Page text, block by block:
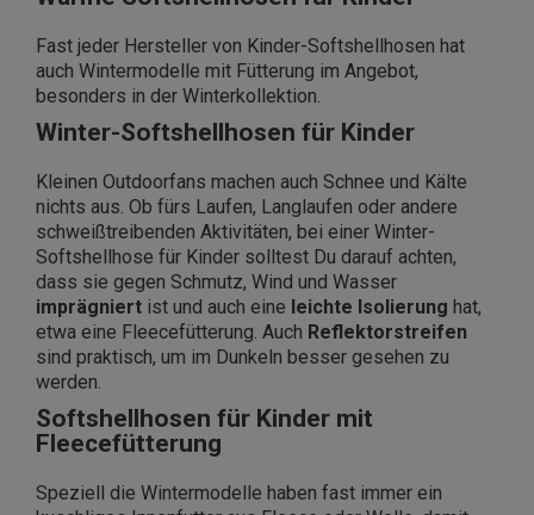
Fast jeder Hersteller von Kinder-Softshellhosen hat
auch Wintermodelle mit Fütterung im Angebot,
besonders in der Winterkollektion.
Winter-Softshellhosen für Kinder
Kleinen Outdoorfans machen auch Schnee und Kälte
nichts aus. Ob fürs Laufen, Langlaufen oder andere
schweißtreibenden Aktivitäten, bei einer Winter-
Softshellhose für Kinder solltest Du darauf achten,
dass sie gegen Schmutz, Wind und Wasser
imprägniert ist und auch eine leichte Isolierung hat,
etwa eine Fleecefütterung. Auch Reflektorstreifen
sind praktisch, um im Dunkeln besser gesehen zu
werden.
Softshellhosen für Kinder mit
Fleecefütterung
Speziell die Wintermodelle haben fast immer ein